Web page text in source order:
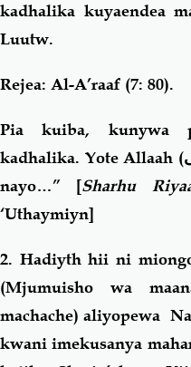
kadhalika kuyaendea
Luutw.
Rejea: Al-A’raaf (7: 80).
Pia kuiba, kunywa
kadhalika. Yote Allaah (
nayo…” [Sharhu
‘Uthaymiyn]
2. Hadiyth hii ni
(Mjumuisho wa
machache) aliyopewa
kwani imekusanya